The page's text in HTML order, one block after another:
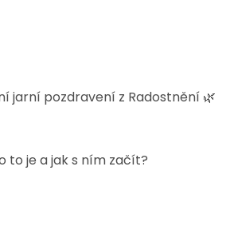
jarní pozdravení z Radostnění 🌿
to je a jak s ním začít?